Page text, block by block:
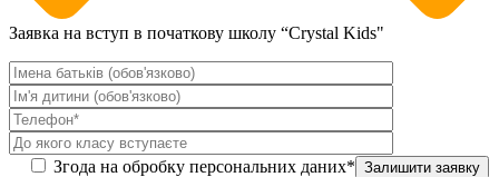
Заявка на вступ в початкову школу “Crystal Kids"
Згода на обробку персональних даних*